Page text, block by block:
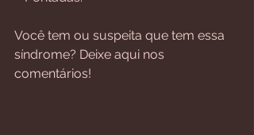
Você tem ou suspeita que tem essa
síndrome? Deixe aqui nos
comentários!